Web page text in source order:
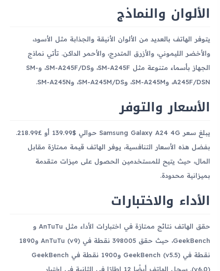
الألوان والنماذج
يتوفر الهاتف بالعديد من الألوان الأنيقة والجذابة مثل الأسود،
والأخضر الليموني، والأزرق المتدرج، والأحمر الداكن. تأتي نماذج
الجهاز بأسماء متنوعة مثل SM-A245F، وSM-A245F/DS، وSM-
A245F/DSN، وSM-A245M، وSM-A245M/DS، وSM-A245N.
الأسعار والتوفر
يبلغ سعر Samsung Galaxy A24 4G حوالي $139.99 أو £218.99.
بفضل هذه الأسعار التنافسية، يوفر الهاتف قيمة ممتازة مقابل
المال، حيث يتيح للمستخدمين الحصول على ميزات متقدمة
بميزانية محدودة.
الأداء والاختبارات
حقق الهاتف نتائج ممتازة في اختبارات الأداء مثل AnTuTu و
GeekBench، حيث حقق 398005 نقطة في AnTuTu (v9) و1890
نقطة في GeekBench (v5.5) و1900 نقطة في GeekBench
(v6.0). سجل الهاتف أيضًا 12 إطارًا في الثانية في اختبار